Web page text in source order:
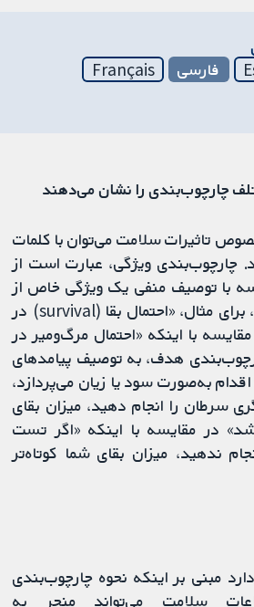
فارسی
Français
چارچوب‌بندی را نشان می‌دهند
تاثیرات سلامت می‌توان با کلمات
چارچوب‌بندی ویژگی، عبارت است از
با توصیف منفی یک ویژگی خاص از
یک مورد یا حالت واحد، برای مثال، «احتمال بقا (survival) در
در مقایسه با اینکه «احتمال مرگ‌ومیر در
چارچوب‌بندی هدف، به توصیف پیامدهای
به‌صورت سود یا زیان می‌پردازد،
سرطان را انجام دهید، میزان بقای
در مقایسه با اینکه «اگر تست
ندهید، میزان بقای شما کوتاه‌تر
مبنی بر اینکه نحوه چارچوب‌بندی
سلامت می‌تواند منجر به